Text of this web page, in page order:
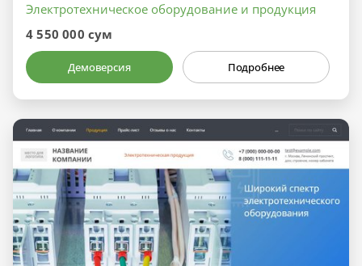
Электротехническое оборудование и продукция
4 550 000 сум
Демоверсия Подробнее